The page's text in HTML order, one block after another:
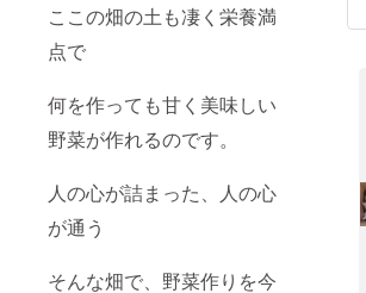
ここの畑の土も凄く栄養満
点で
何を作っても甘く美味しい
野菜が作れるのです。
人の心が詰まった、人の心
が通う
そんな畑で、野菜作りを今